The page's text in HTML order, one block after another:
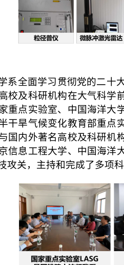
系全面学习贯彻党的二十
校及科研机构在大气科学
重点实验室、中国海洋大
干旱气候变化教育部重点
国内外著名高校及科研机
信息工程大学、中国海洋
攻关，主持和完成了多项